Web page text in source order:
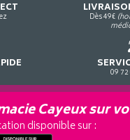
Dès 49€
09
Cayeux sur
disponible sur :